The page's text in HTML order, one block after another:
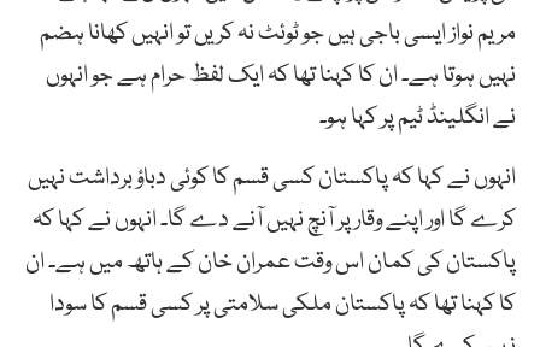
مریم نواز ایسی باجی ہیں جو ٹوئٹ نہ کریں تو انہیں کھانا ہضم
نہیں ہوتا ہے۔ ان کا کہنا تھا کہ ایک لفظ حرام ہے جو انہوں
نے انگلینڈ ٹیم پر کہا ہو۔
انہوں نے کہا کہ پاکستان کسی قسم کا کوئی دباؤ برداشت نہیں
کرے گا اور اپنے وقار پر آنچ نہیں آنے دے گا۔ انہوں نے کہا کہ
پاکستان کی کمان اس وقت عمران خان کے ہاتھ میں ہے۔ ان
کا کہنا تھا کہ پاکستان ملکی سلامتی پر کسی قسم کا سودا